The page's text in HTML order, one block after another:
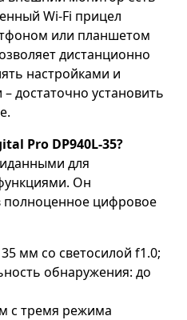
Wi-Fi прицел
или планшетом
дистанционно
настройками и
достаточно установить
Pro DP940L-35?
для
Он
полноценное цифровое
мм со светосилой f1.0;
обнаружения: до
с тремя режима